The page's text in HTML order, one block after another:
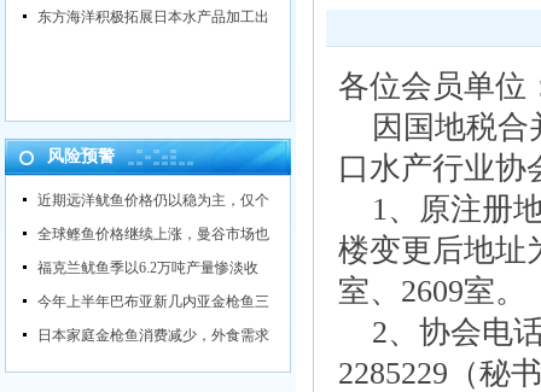
东方海洋积极拓展日本水产品加工出
风险预警
近期远洋鱿鱼价格仍以稳为主，仅个
全球鲣鱼价格继续上涨，曼谷市场也
福克兰鱿鱼季以6.2万吨产量惨淡收
今年上半年巴布亚新几内亚金枪鱼三
日本家庭金枪鱼消费减少，外食需求
各位会员单位
因国地税合
口水产行业协
1、原注册
楼变更后地址
室、2609室。
2、协会电话
2285229（秘